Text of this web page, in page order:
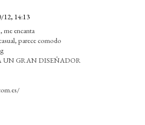
12, 14:13
me encanta
parece comodo
UN GRAN DISEÑADOR